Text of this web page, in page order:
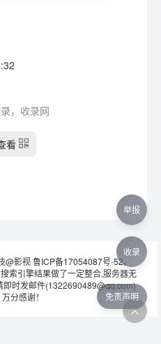
，收录网
看
@影视鲁ICP备17054087号-52。
索引擎结果做了一定整合,服务器无
即时发邮件(1322690489@qq.com)
分感谢！
免责声明
举报
收录